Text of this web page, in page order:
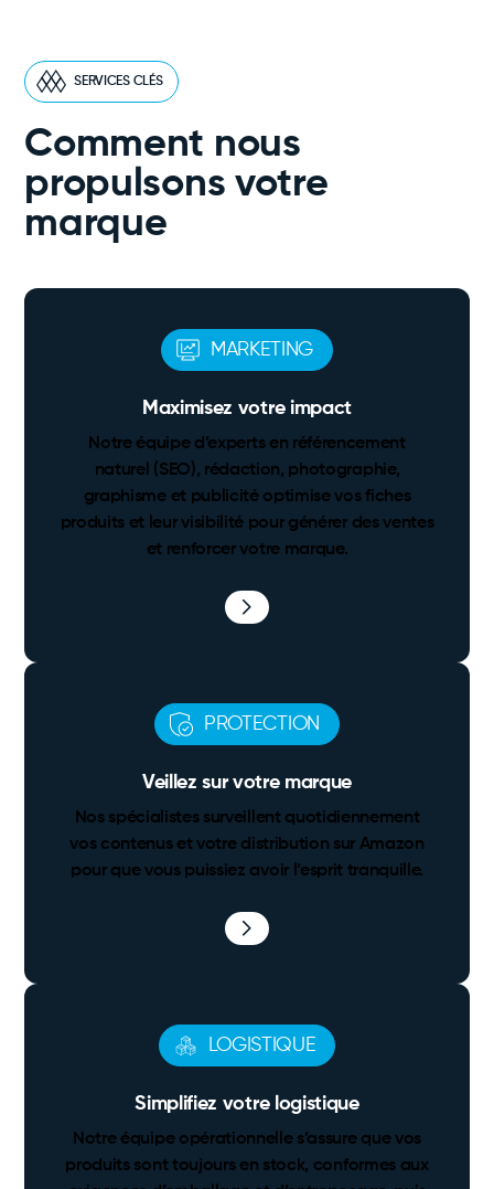
SERVICES CLÉS
Comment nous
propulsons votre
marque
MARKETING
Maximisez votre impact
Notre équipe d’experts en référencement
naturel (SEO), rédaction, photographie,
graphisme et publicité optimise vos fiches
produits et leur visibilité pour générer des ventes
et renforcer votre marque.
PROTECTION
Veillez sur votre marque
Nos spécialistes surveillent quotidiennement
vos contenus et votre distribution sur Amazon
pour que vous puissiez avoir l’esprit tranquille.
LOGISTIQUE
Simplifiez votre logistique
Notre équipe opérationnelle s’assure que vos
produits sont toujours en stock, conformes aux